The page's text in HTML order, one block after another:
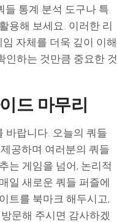
들 통계 분석 도구나 특
용해 보세요. 이러한 리
자체를 더욱 깊이 이해
인하는 것만큼 중요한 것
드 마무리
바랍니다. 오늘의 쿼들
공하며 여러분의 쿼들
는 게임을 넘어, 논리적
일 새로운 쿼들 퍼즐에
트를 북마크 해두시고,
문해 주시면 감사하겠